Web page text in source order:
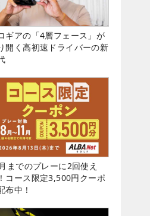
ギアの「4層フェース」が
開く高初速ドライバーの新
までのプレーに2回使え
コース限定3,500円クーポ
布中！